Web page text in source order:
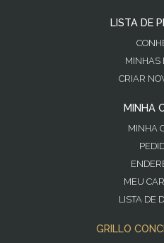
LISTA DE
MINHAS
CRIAR
MINHA
MINHA
MEU
LISTA DE
GRILLO